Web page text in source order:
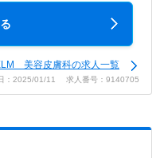
美容皮膚科の求人一覧
：2025/01/11 求人番号：9140705